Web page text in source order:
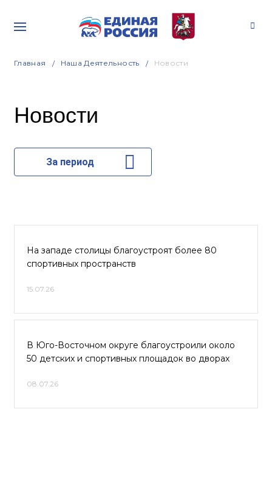
Главная Наша Деятельность Новости
Новости
За период
На западе столицы благоустроят более 80
спортивных пространств
15.07.26
В Юго-Восточном округе благоустроили около
50 детских и спортивных площадок во дворах
08.07.26